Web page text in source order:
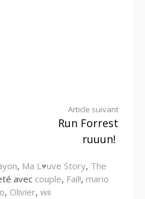
Article suivant
Run Forrest
ruuun!
, Ma L♥uve Story, The
avec couple, Fail!, mario
, Olivier, wii